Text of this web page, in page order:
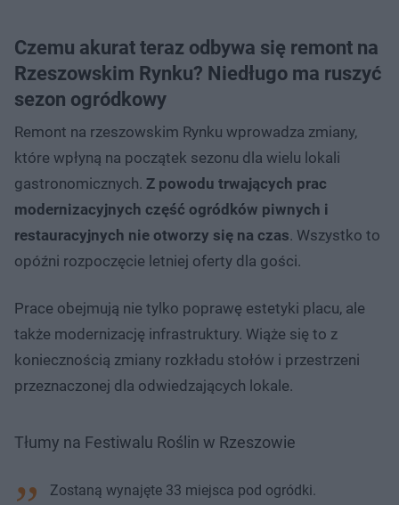
Czemu akurat teraz odbywa się remont na
Rzeszowskim Rynku? Niedługo ma ruszyć
sezon ogródkowy
Remont na rzeszowskim Rynku wprowadza zmiany,
które wpłyną na początek sezonu dla wielu lokali
gastronomicznych. Z powodu trwających prac
modernizacyjnych część ogródków piwnych i
restauracyjnych nie otworzy się na czas. Wszystko to
opóźni rozpoczęcie letniej oferty dla gości.
Prace obejmują nie tylko poprawę estetyki placu, ale
także modernizację infrastruktury. Wiąże się to z
koniecznością zmiany rozkładu stołów i przestrzeni
przeznaczonej dla odwiedzających lokale.
Tłumy na Festiwalu Roślin w Rzeszowie
Zostaną wynajęte 33 miejsca pod ogródki.